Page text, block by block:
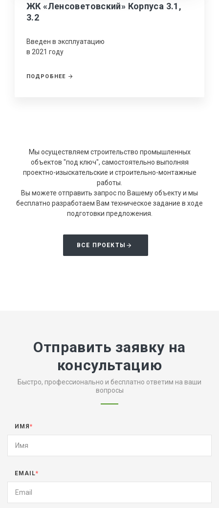
ЖК «Ленсоветовский» Корпуса 3.1,
3.2
Введен в эксплуатацию
в 2021 году
ПОДРОБНЕЕ
Мы осуществляем строительство промышленных
объектов "под ключ", самостоятельно выполняя
проектно-изыскательские и строительно-монтажные
работы.
Вы можете отправить запрос по Вашему объекту и мы
бесплатно разработаем Вам техническое задание в ходе
подготовки предложения.
ВСЕ ПРОЕКТЫ
Отправить заявку на
консультацию
Быстро, профессионально и бесплатно ответим на ваши
вопросы
ИМЯ *
EMAIL*